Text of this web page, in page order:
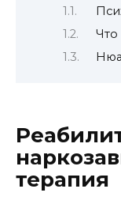
Что
терапия